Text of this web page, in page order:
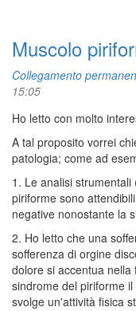
Muscolo
Collegamento
15:05
Ho letto con molto
A tal proposito vorrei
patologia; come ad
1. Le analisi
piriforme sono
negative nonostante la
2. Ho letto che una
sofferenza di orgine
dolore si accentua
sindrome del piriforme
svolge un'attività fisica